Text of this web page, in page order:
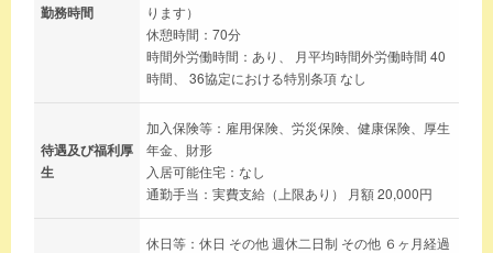
勤務時間
ります）
休憩時間：70分
時間外労働時間：あり、 月平均時間外労働時間 40
時間、 36協定における特別条項 なし
待遇及び福利厚
生
加入保険等：雇用保険、労災保険、健康保険、厚生
年金、財形
入居可能住宅：なし
通勤手当：実費支給（上限あり） 月額 20,000円
休日等：休日 その他 週休二日制 その他 ６ヶ月経過